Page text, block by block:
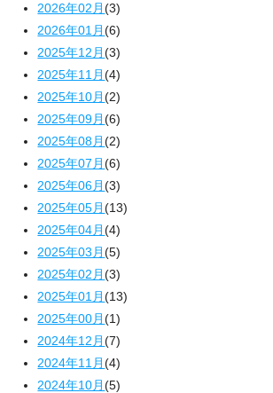
2026年02月(3)
2026年01月(6)
2025年12月(3)
2025年11月(4)
2025年10月(2)
2025年09月(6)
2025年08月(2)
2025年07月(6)
2025年06月(3)
2025年05月(13)
2025年04月(4)
2025年03月(5)
2025年02月(3)
2025年01月(13)
2025年00月(1)
2024年12月(7)
2024年11月(4)
2024年10月(5)